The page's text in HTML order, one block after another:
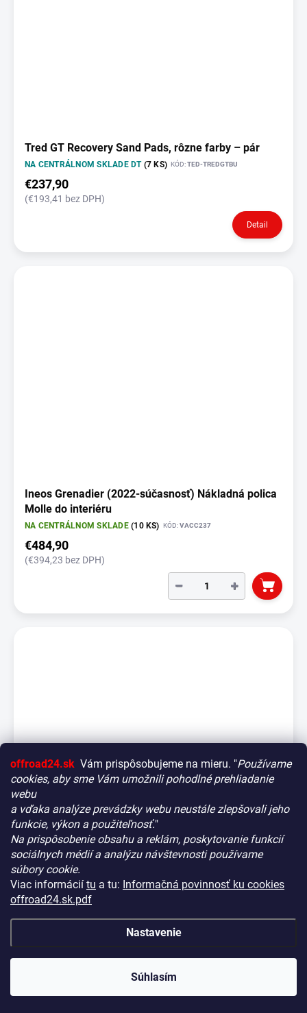
offroad24.sk Vám prispôsobujeme na mieru. "Používame
cookies, aby sme Vám umožnili pohodlné prehliadanie
webu
a vďaka analýze prevádzky webu neustále zlepšovali jeho
funkcie, výkon a použiteľnosť."
Na prispôsobenie obsahu a reklám, poskytovanie funkcií
sociálnych médií a analýzu návštevnosti používame
súbory cookie.
Viac informácií tu a tu: Informačná povinnosť ku cookies
offroad24.sk.pdf
Nastavenie
Súhlasím
Vitajte! Aby bolo hľadanie tých správnych dielov pre vaše
vozidlo čo najrýchlejšie a najpresnejšie, máme pre vás
malý tip:
Začnite výberom vášho vozidla– Týmto krokom si
zaistíte, že uvidíte len kompatibilné produkty.
filtre. Použite ich! Ušetria vám kopu času a pomôžu nájsť
presne to, čo hľadáte, behom sekúnd.
Tred GT Recovery Sand Pads, rôzne farby – pár
NA CENTRÁLNOM SKLADE DT (7 KS) KÓD:TED-TREDGTBU
€237,90
(€193,41 bez DPH)
Detail
Ineos Grenadier (2022-súčasnosť) Nákladná polica
Molle do interiéru
NA CENTRÁLNOM SKLADE(10 KS) KÓD:VACC237
€484,90
(€394,23 bez DPH)
+
−
MOLLE nosná doska N4-Offroad ľavý zadný blatník
pre Ineos Grenadier
NA CENTRÁLNOM SKLADE DT(5 KS) KÓD:N4-AMRA402
€240,90
(€195,85 bez DPH)